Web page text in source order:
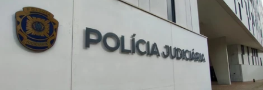
casos em que faltam os modelos preenchidos
pelos alunos com a alegação justificativa para o
pedido de reapreciação, ou os documentos que os
relatores devem preencher.